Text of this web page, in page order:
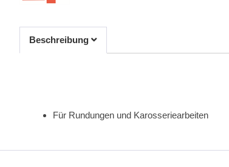
Beschreibung
Für Rundungen und Karosseriearbeiten